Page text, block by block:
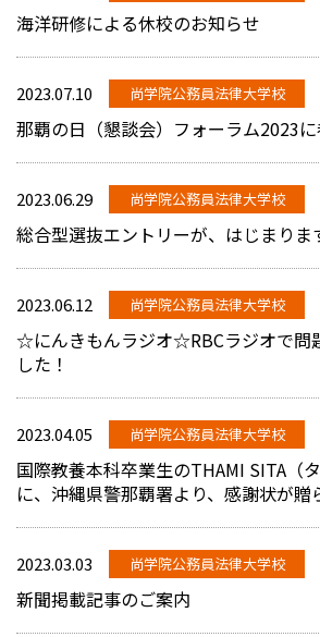
海洋研修による休校のお知らせ
2023.07.10 尚学院公務員法律大学校
那覇の日（懇談会）フォーラム2023に
2023.06.29 尚学院公務員法律大学校
総合型選抜エントリーが、はじまりま
2023.06.12 尚学院公務員法律大学校
☆にんきもんラジオ☆RBCラジオで問
した！
2023.04.05 尚学院公務員法律大学校
国際教養本科卒業生のTHAMI SITA（
に、沖縄県警那覇署より、感謝状が贈
2023.03.03 尚学院公務員法律大学校
新聞掲載記事のご案内